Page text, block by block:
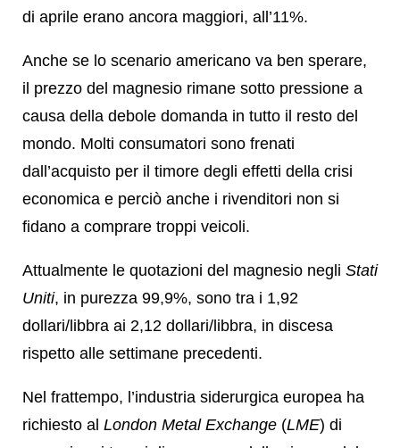
di aprile erano ancora maggiori, all’11%.
Anche se lo scenario americano va ben sperare,
il prezzo del magnesio rimane sotto pressione a
causa della debole domanda in tutto il resto del
mondo. Molti consumatori sono frenati
dall’acquisto per il timore degli effetti della crisi
economica e perciò anche i rivenditori non si
fidano a comprare troppi veicoli.
Attualmente le quotazioni del magnesio negli Stati
Uniti, in purezza 99,9%, sono tra i 1,92
dollari/libbra ai 2,12 dollari/libbra, in discesa
rispetto alle settimane precedenti.
Nel frattempo, l’industria siderurgica europea ha
richiesto al London Metal Exchange (LME) di